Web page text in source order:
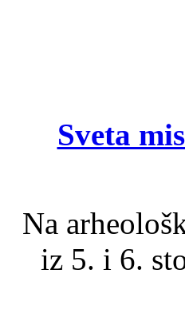
Sveta
Na
iz 5. i 6.